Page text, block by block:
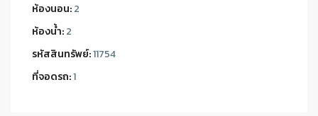
ห้องนอน:2
ห้องน้ำ:2
รหัสสินทรัพย์:11754
ที่จอดรถ:1